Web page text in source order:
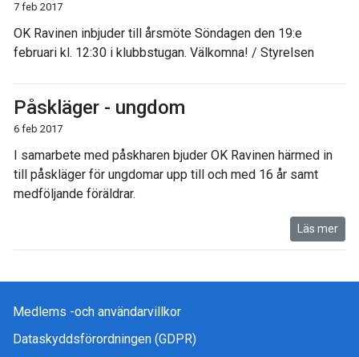
7 feb 2017
OK Ravinen inbjuder till årsmöte Söndagen den 19:e
februari kl. 12:30 i klubbstugan. Välkomna! / Styrelsen
Påskläger - ungdom
6 feb 2017
I samarbete med påskharen bjuder OK Ravinen härmed in
till påskläger för ungdomar upp till och med 16 år samt
medföljande föräldrar.
Läs mer
Medlems -och användarvillkor
Dataskyddsförordningen (GDPR)